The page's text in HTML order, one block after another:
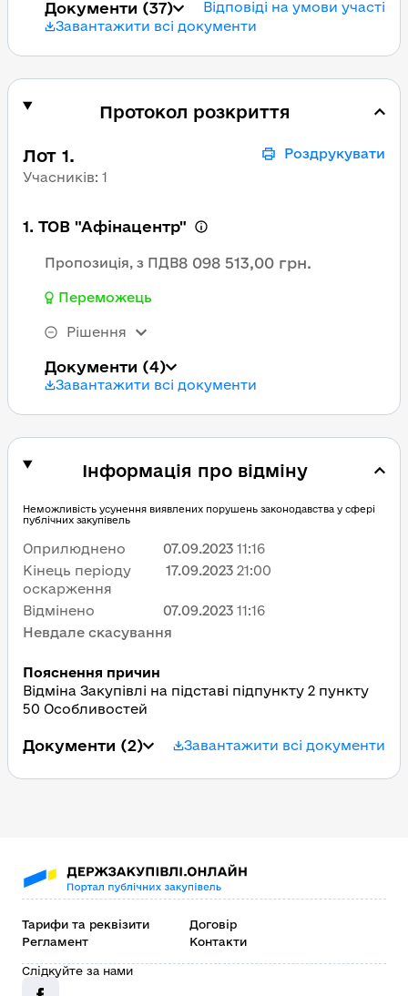
Документи (37)
Відповіді на умови участі
Завантажити всі документи
Протокол розкриття
Лот 1.
Учасників: 1
Роздрукувати
1. ТОВ "Афінацентр"
Пропозиція, з ПДВ8 098 513,00 грн.
Переможець
Рішення
Документи (4)
Завантажити всі документи
Інформація про відміну
Неможливість усунення виявлених порушень законодавства у сфері
публічних закупівель
Пояснення причин
Відміна Закупівлі на підставі підпункту 2 пункту
50 Особливостей
Оприлюднено 07.09.2023 11:16
Кінець періоду
оскарження
17.09.2023 21:00
Відмінено 07.09.2023 11:16
Невдале скасування
Документи (2) Завантажити всі документи
Тарифи та реквізити
Договір
Регламент
Контакти
Слідкуйте за нами